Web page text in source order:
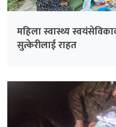
महिला स्वास्थ्य
सुत्केरीलाई राहत